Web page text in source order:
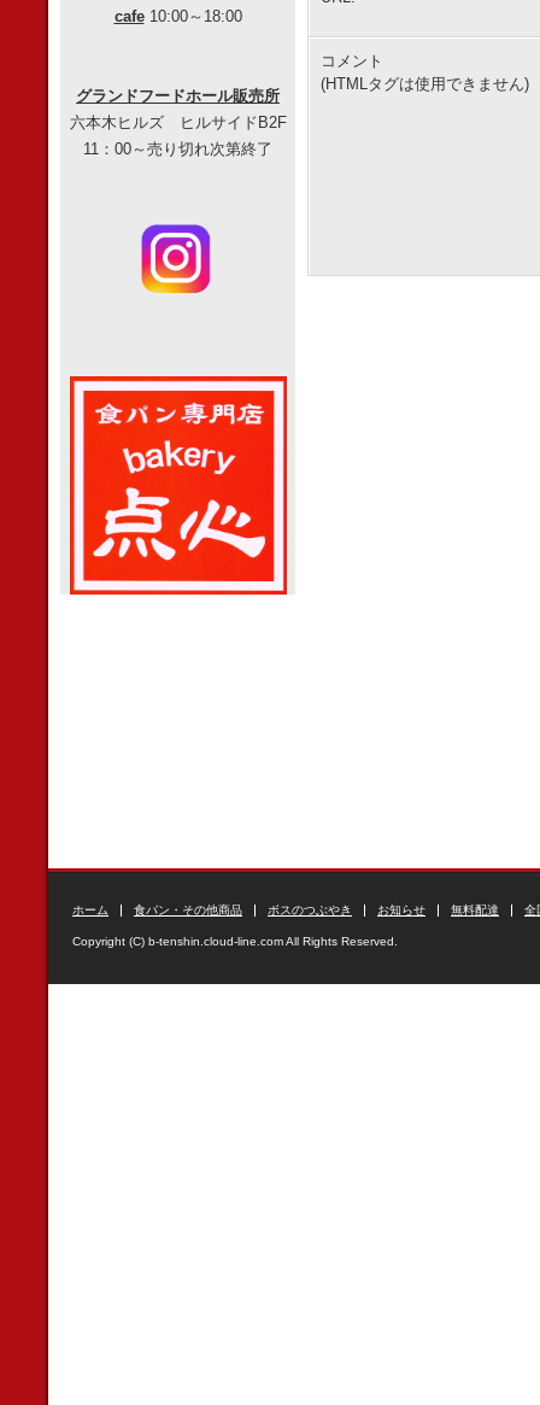
コメント
(HTMLタグは使用できません)
cafe10:00～18:00
グランドフードホール販売所
六本木ヒルズ ヒルサイドB2F
11：00～売り切れ次第終了
ホーム 食パン・その他商品 ボスのつぶやき お知らせ 無料配達 全
Copyright (C) b-tenshin.cloud-line.com All Rights Reserved.